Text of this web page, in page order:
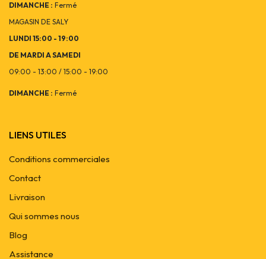
DIMANCHE : Fermé
MAGASIN DE SALY
LUNDI 15:00 - 19:00
DE MARDI A SAMEDI
09:00 - 13:00 / 15:00 - 19:00
DIMANCHE : Fermé
LIENS UTILES
Conditions commerciales
Contact
Livraison
Qui sommes nous
Blog
Assistance